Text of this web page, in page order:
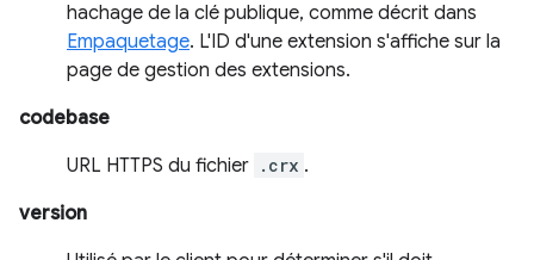
hachage de la clé publique, comme décrit dans
Empaquetage. L'ID d'une extension s'affiche sur la
page de gestion des extensions.
codebase
URL HTTPS du fichier .crx .
version